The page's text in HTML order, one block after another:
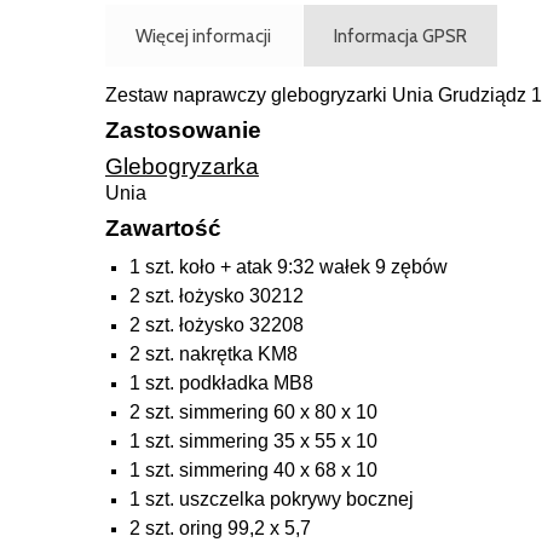
Więcej informacji Informacja GPSR
Zestaw naprawczy glebogryzarki Unia Grudziądz
Zastosowanie
Glebogryzarka
Unia
Zawartość
1 szt. koło + atak 9:32 wałek 9 zębów
2 szt. łożysko 30212
2 szt. łożysko 32208
2 szt. nakrętka KM8
1 szt. podkładka MB8
2 szt. simmering 60 x 80 x 10
1 szt. simmering 35 x 55 x 10
1 szt. simmering 40 x 68 x 10
1 szt. uszczelka pokrywy bocznej
2 szt. oring 99,2 x 5,7